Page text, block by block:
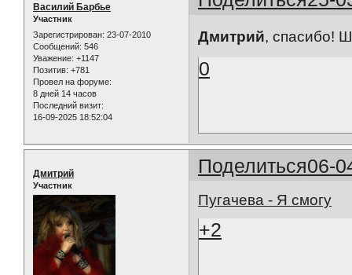
Василий Барбье
Участник
Зарегистрирован: 23-07-2010
Сообщений: 546
Уважение: +1147
Позитив: +781
Провел на форуме:
8 дней 14 часов
Последний визит:
16-09-2025 18:52:04
Дмитрий, спасибо!
0
Поделиться06-
Дмитрий
Участник
Пугачева - Я смогу
+2